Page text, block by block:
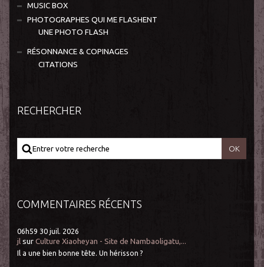
MUSIC BOX
PHOTOGRAPHES QUI ME FLASHENT
UNE PHOTO FLASH
RÉSONNANCE & COPINAGES
CITATIONS
RECHERCHER
COMMENTAIRES RÉCENTS
06h59 30 juil. 2026
jl surCulture Xiaoheyan - Site de Nambaoligatu,...
Il a une bien bonne tête. Un hérisson ?